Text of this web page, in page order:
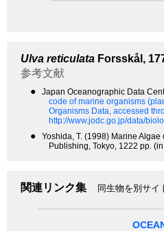
Ulva reticulata Forsskål,
参考文献
● Japan Oceanographic Data
code of marine organisms
Organisms Data, accessed
http://www.jodc.go.jp/data/
●
Yoshida, T. (1998) Marine
Publishing, Tokyo, 1222 pp.
関連リンク集 同生物を別サイ